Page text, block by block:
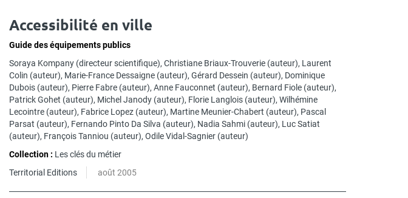
Accessibilité en ville
Guide des équipements publics
Soraya Kompany (directeur scientifique), Christiane Briaux-Trouverie (auteur), Laurent
Colin (auteur), Marie-France Dessaigne (auteur), Gérard Dessein (auteur), Dominique
Dubois (auteur), Pierre Fabre (auteur), Anne Fauconnet (auteur), Bernard Fiole (auteur),
Patrick Gohet (auteur), Michel Janody (auteur), Florie Langlois (auteur), Wilhémine
Lecointre (auteur), Fabrice Lopez (auteur), Martine Meunier-Chabert (auteur), Pascal
Parsat (auteur), Fernando Pinto Da Silva (auteur), Nadia Sahmi (auteur), Luc Satiat
(auteur), François Tanniou (auteur), Odile Vidal-Sagnier (auteur)
Collection : Les clés du métier
Territorial Editions
août 2005